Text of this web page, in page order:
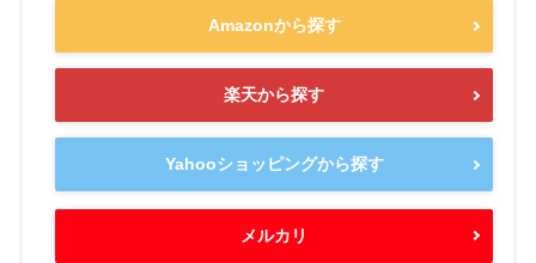
Amazonから探す
楽天から探す
Yahooショッピングから探す
メルカリ